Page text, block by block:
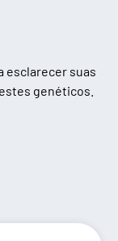
esclarecer suas
genéticos.